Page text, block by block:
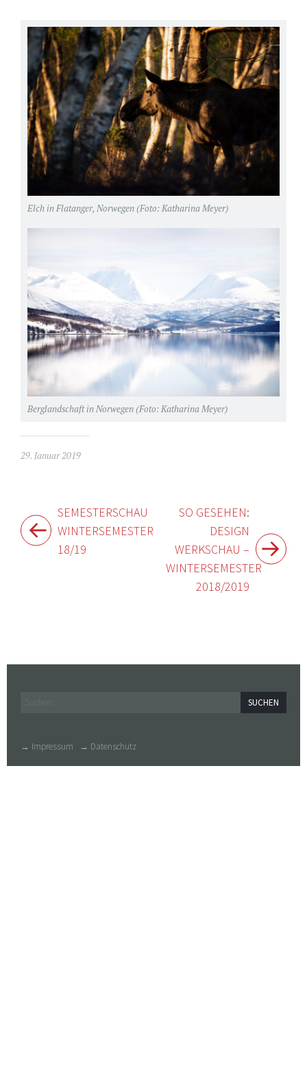
Elch in Flatanger, Norwegen (Foto: Katharina Meyer)
Berglandschaft in Norwegen (Foto: Katharina Meyer)
29. Januar 2019
Beitragsnavigation
SEMESTERSCHAU
WINTERSEMESTER
18/19
SO GESEHEN:
DESIGN
WERKSCHAU –
WINTERSEMESTER
2018/2019
→ Impressum → Datenschutz